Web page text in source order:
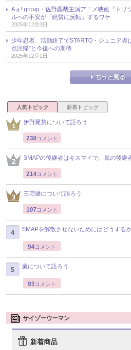
Aぇ! group・佐野晶哉主演アニメ映画『トリ
ルへの不安が「絶賛に反転」するワケ
2025年12月3日
少年忍者、活動終了でSTARTO・ジュニア
点回帰”と今後への期待
2025年12月1日
人気トピック 新着トピック
伊野尾慧について語ろう
238コメント
SMAPの後継者はキスマイで、嵐の後継
214コメント
三宅健について語ろう
107 コメント
SMAPを解散させないためにはどうする
94コメント
嵐について語ろう
93コメント
サイゾーウーマン
新着商品